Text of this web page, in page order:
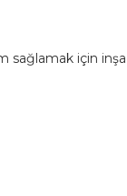
sağlamak için inşa